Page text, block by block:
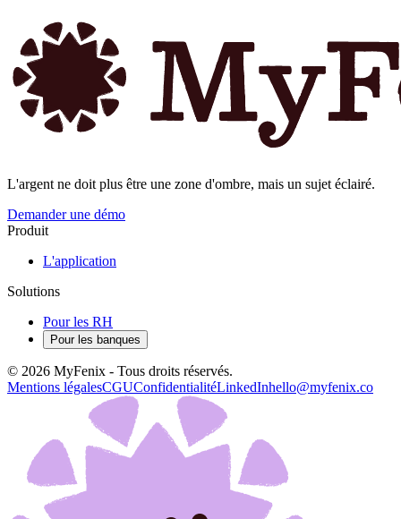
L'argent ne doit plus être une zone d'ombre, mais un sujet éclairé.
Demander une démo
Produit
L'application
Solutions
Pour les RH
Pour les banques
© 2026 MyFenix - Tous droits réservés.
Mentions légalesCGUConfidentialitéLinkedInhello@myfenix.co